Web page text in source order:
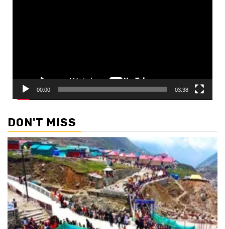
00:00 03:38
DON'T MISS